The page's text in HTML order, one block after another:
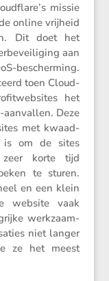
missie
online vrijheid
Dit doet het
aan
bescher­ming.
toen Cloud­
het
Deze
met kwaad­
is om de sites
korte tijd
te sturen.
en een klein
website vaak
werkzaam­
niet langer
ze het meest